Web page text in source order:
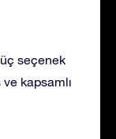
seçenek
kapsamlı